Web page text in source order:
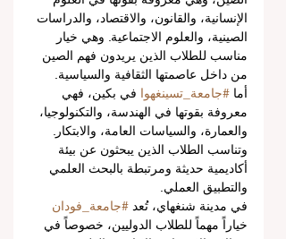
الإنسانية، والقانون، والاقتصاد، والدراسات
الصينية، والعلوم الاجتماعية. وهي خيار
مناسب للطلاب الذين يريدون فهم الصين
من داخل عاصمتها الثقافية والسياسية.
أما #جامعة_تسينغهوا في بكين، فهي
معروفة بقوتها في الهندسة، والتكنولوجيا،
والعمارة، والسياسات العامة، والابتكار.
وتناسب الطلاب الذين يبحثون عن بيئة
أكاديمية حديثة ومرتبطة بالبحث العلمي
والتطبيق العملي.
في مدينة شنغهاي، تُعد #جامعة_فودان
خياراً مهماً للطلاب الدوليين، خصوصاً في